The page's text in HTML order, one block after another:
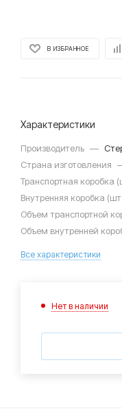
В ИЗБРАННОЕ
Характеристики
Производитель —
Страна изготовления
Транспортная коробка
Внутренняя коробка
Объем транспортной
Объем внутренней
Все характеристики
Нет в наличии